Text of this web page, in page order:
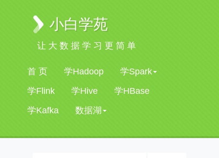
小白学苑
让大数据学习更简单
首 页 学Hadoop
学Spark
学Flink
学Hive
学HBase
学Kafka
数据湖